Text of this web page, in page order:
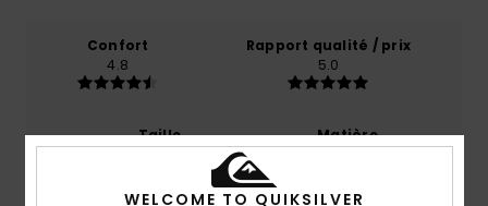
Confort
4.8
Rapport qualité / prix
5.0
Taille
Trop grand
Matière
WELCOME TO QUIKSILVER